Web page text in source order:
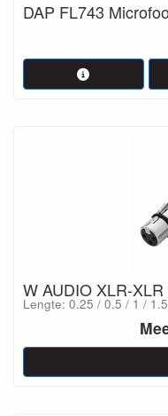
DAP FL743
W AUDIO XLR-
Lengte: 0.25 / 0.5 / 1 /